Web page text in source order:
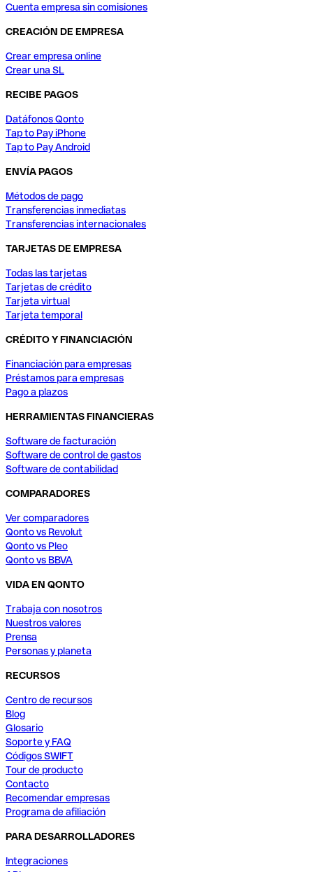
Cuenta empresa sin comisiones
CREACIÓN DE EMPRESA
Crear empresa online
Crear una SL
RECIBE PAGOS
Datáfonos Qonto
Tap to Pay iPhone
Tap to Pay Android
ENVÍA PAGOS
Métodos de pago
Transferencias inmediatas
Transferencias internacionales
TARJETAS DE EMPRESA
Todas las tarjetas
Tarjetas de crédito
Tarjeta virtual
Tarjeta temporal
CRÉDITO Y FINANCIACIÓN
Financiación para empresas
Préstamos para empresas
Pago a plazos
HERRAMIENTAS FINANCIERAS
Software de facturación
Software de control de gastos
Software de contabilidad
COMPARADORES
Ver comparadores
Qonto vs Revolut
Qonto vs Pleo
Qonto vs BBVA
VIDA EN QONTO
Trabaja con nosotros
Nuestros valores
Prensa
Personas y planeta
RECURSOS
Centro de recursos
Blog
Glosario
Soporte y FAQ
Códigos SWIFT
Tour de producto
Contacto
Recomendar empresas
Programa de afiliación
PARA DESARROLLADORES
Integraciones